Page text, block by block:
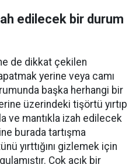
edilecek bir durum
de dikkat çekilen
yerine veya camı
başka herhangi bir
üzerindeki tişörtü yırtıp
ve mantıkla izah edilecek
burada tartışma
yırttığını gizlemek için
Çok açık bir